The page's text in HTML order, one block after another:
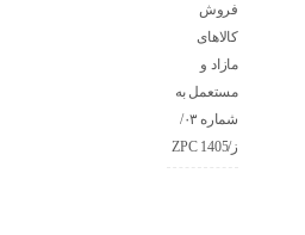
فروش
کالاهای
مازاد و
مستعمل به
شماره ۰۳/
ز/ZPC 1405